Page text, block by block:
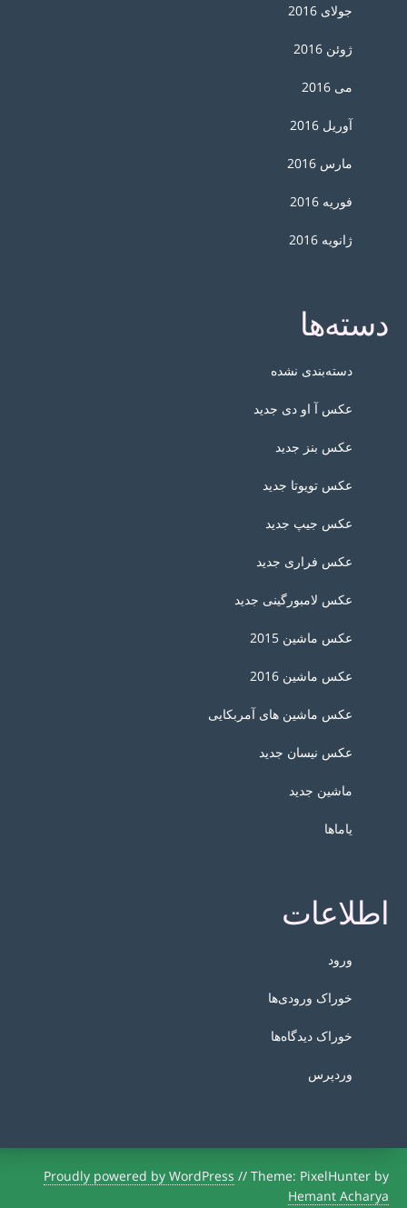
جولای 2016
ژوئن 2016
می 2016
آوریل 2016
مارس 2016
فوریه 2016
ژانویه 2016
دسته‌ها
دسته‌بندی نشده
عکس آ او دی جدید
عکس بنز جدید
عکس تویوتا جدید
عکس جیپ جدید
عکس فراری جدید
عکس لامبورگینی جدید
عکس ماشین 2015
عکس ماشین 2016
عکس ماشین های آمربکایی
عکس نیسان جدید
ماشین جدید
یاماها
اطلاعات
ورود
خوراک ورودی‌ها
خوراک دیدگاه‌ها
وردپرس
Proudly powered by WordPress // Theme: PixelHunter by
Hemant Acharya